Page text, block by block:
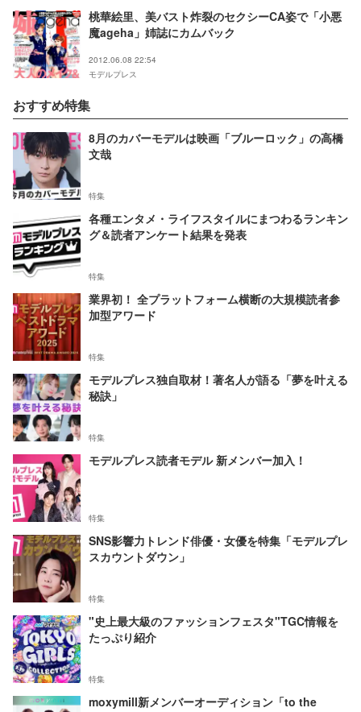
桃華絵里、美バスト炸裂のセクシーCA姿で「小悪
魔ageha」姉誌にカムバック
2012.06.08 22:54
モデルプレス
おすすめ特集
8月のカバーモデルは映画「ブルーロック」の高橋
文哉
特集
各種エンタメ・ライフスタイルにまつわるランキン
グ＆読者アンケート結果を発表
特集
業界初！ 全プラットフォーム横断の大規模読者参
加型アワード
特集
モデルプレス独自取材！著名人が語る「夢を叶える
秘訣」
特集
モデルプレス読者モデル 新メンバー加入！
特集
SNS影響力トレンド俳優・女優を特集「モデルプレ
スカウントダウン」
特集
"史上最大級のファッションフェスタ"TGC情報を
たっぷり紹介
特集
moxymill新メンバーオーディション「to the